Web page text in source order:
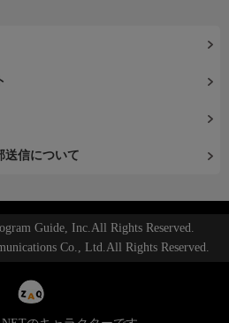
送信について
Guide, Inc.All Rights Reserved.
Co., Ltd.All Rights Reserved.